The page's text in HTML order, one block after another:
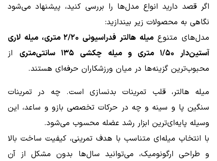
اگر قصد دارید انواع مدل‌ها را بررسی کنید، پیشنهاد می‌شود
نگاهی به محصولات زیر بیندازید:
مدل‌های متنوع
میله هالتر فدراسیونی ۲/۲۰ متری، میله لاری
آستین‌دار ۱/۵۰ متری و میله چکشی ۱۳۵ سانتی‌متری
از
محبوب‌ترین گزینه‌ها در میان ورزشکاران حرفه‌ای هستند.
میله هالتر، قلب تمرینات بدنسازی است. چه در تمرینات
سنگین پا و سینه و چه در حرکات تخصصی بازو و ساعد، این
وسیله پایه‌ای‌ترین ابزار رشد عضله محسوب می‌شود.
با انتخاب میله‌ای متناسب با هدف تمرینی، کیفیت ساخت بالا
و طراحی ارگونومیک، می‌توانید سال‌ها بدون مشکل از آن